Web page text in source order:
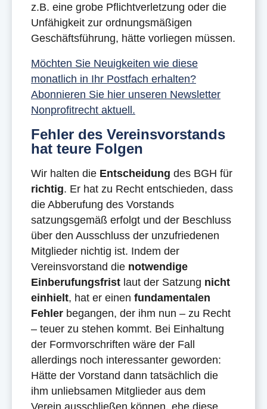
z.B. eine grobe Pflichtverletzung oder die
Unfähigkeit zur ordnungsmäßigen
Geschäftsführung, hätte vorliegen müssen.
Möchten Sie Neuigkeiten wie diese
monatlich in Ihr Postfach erhalten?
Abonnieren Sie hier unseren Newsletter
Nonprofitrecht aktuell.
Fehler des Vereinsvorstands
hat teure Folgen
Wir halten die Entscheidung des BGH für
richtig. Er hat zu Recht entschieden, dass
die Abberufung des Vorstands
satzungsgemäß erfolgt und der Beschluss
über den Ausschluss der unzufriedenen
Mitglieder nichtig ist. Indem der
Vereinsvorstand die notwendige
Einberufungsfrist laut der Satzung nicht
einhielt, hat er einen fundamentalen
Fehler begangen, der ihm nun – zu Recht
– teuer zu stehen kommt. Bei Einhaltung
der Formvorschriften wäre der Fall
allerdings noch interessanter geworden:
Hätte der Vorstand dann tatsächlich die
ihm unliebsamen Mitglieder aus dem
Verein ausschließen können, ehe diese